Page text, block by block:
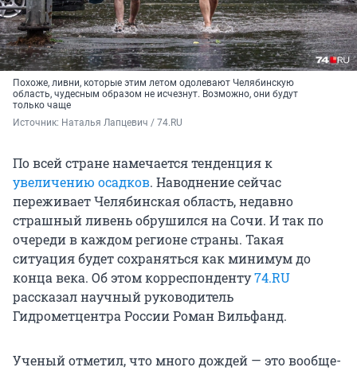
Похоже, ливни, которые этим летом одолевают Челябинскую
область, чудесным образом не исчезнут. Возможно, они будут
только чаще
Источник: Наталья Лапцевич / 74.RU
По всей стране намечается тенденция к
увеличению осадков. Наводнение сейчас
переживает Челябинская область, недавно
страшный ливень обрушился на Сочи. И так по
очереди в каждом регионе страны. Такая
ситуация будет сохраняться как минимум до
конца века. Об этом корреспонденту74.RU
рассказал научный руководитель
Гидрометцентра России Роман Вильфанд.
Ученый отметил, что много дождей — это вообще-